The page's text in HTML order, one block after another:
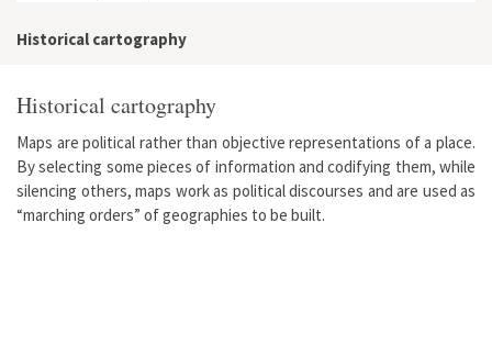
Historical cartography
Historical cartography
Maps are political rather than objective representations of a place.
By selecting some pieces of information and codifying them, while
silencing others, maps work as political discourses and are used as
“marching orders” of geographies to be built.